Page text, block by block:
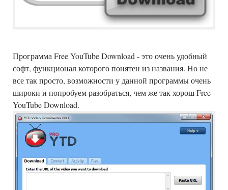
Программа Free YouTube Download - это очень удобный
софт, функционал которого понятен из названия. Но не
все так просто, возможности у данной программы очень
широки и попробуем разобраться, чем же так хорош Free
YouTube Download.